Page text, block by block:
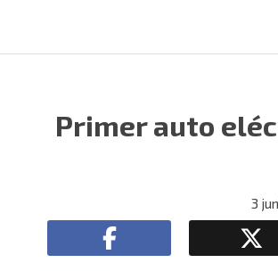
Primer auto
3